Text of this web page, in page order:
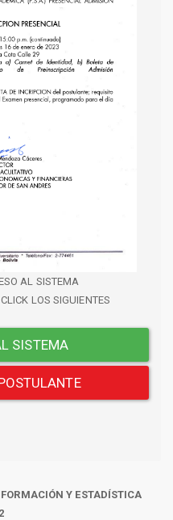
AL SISTEMA
LOS SIGUIENTES
SISTEMA
Y ESTADÍSTICA